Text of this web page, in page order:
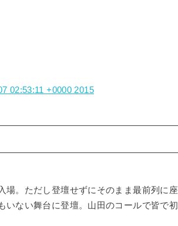
02:53:11 +0000 2015
場。ただし登壇せずにそのまま最前列に座
いない舞台に登壇。山田のコールで皆で初